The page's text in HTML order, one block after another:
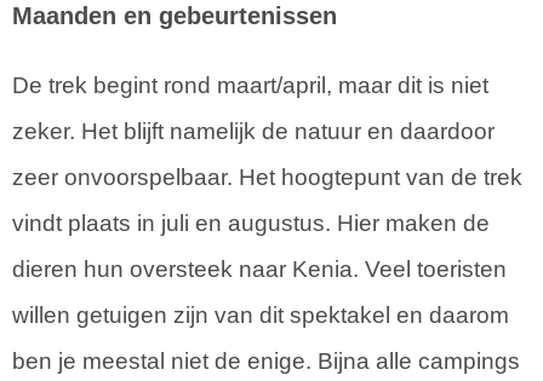
Maanden en gebeurtenissen
De trek begint rond maart/april, maar dit is niet
zeker. Het blijft namelijk de natuur en daardoor
zeer onvoorspelbaar. Het hoogtepunt van de trek
vindt plaats in juli en augustus. Hier maken de
dieren hun oversteek naar Kenia. Veel toeristen
willen getuigen zijn van dit spektakel en daarom
ben je meestal niet de enige. Bijna alle campings